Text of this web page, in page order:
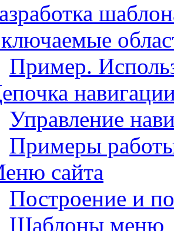
Пример.
Управление
Примеры
сайта
Построение и
Шаблоны меню